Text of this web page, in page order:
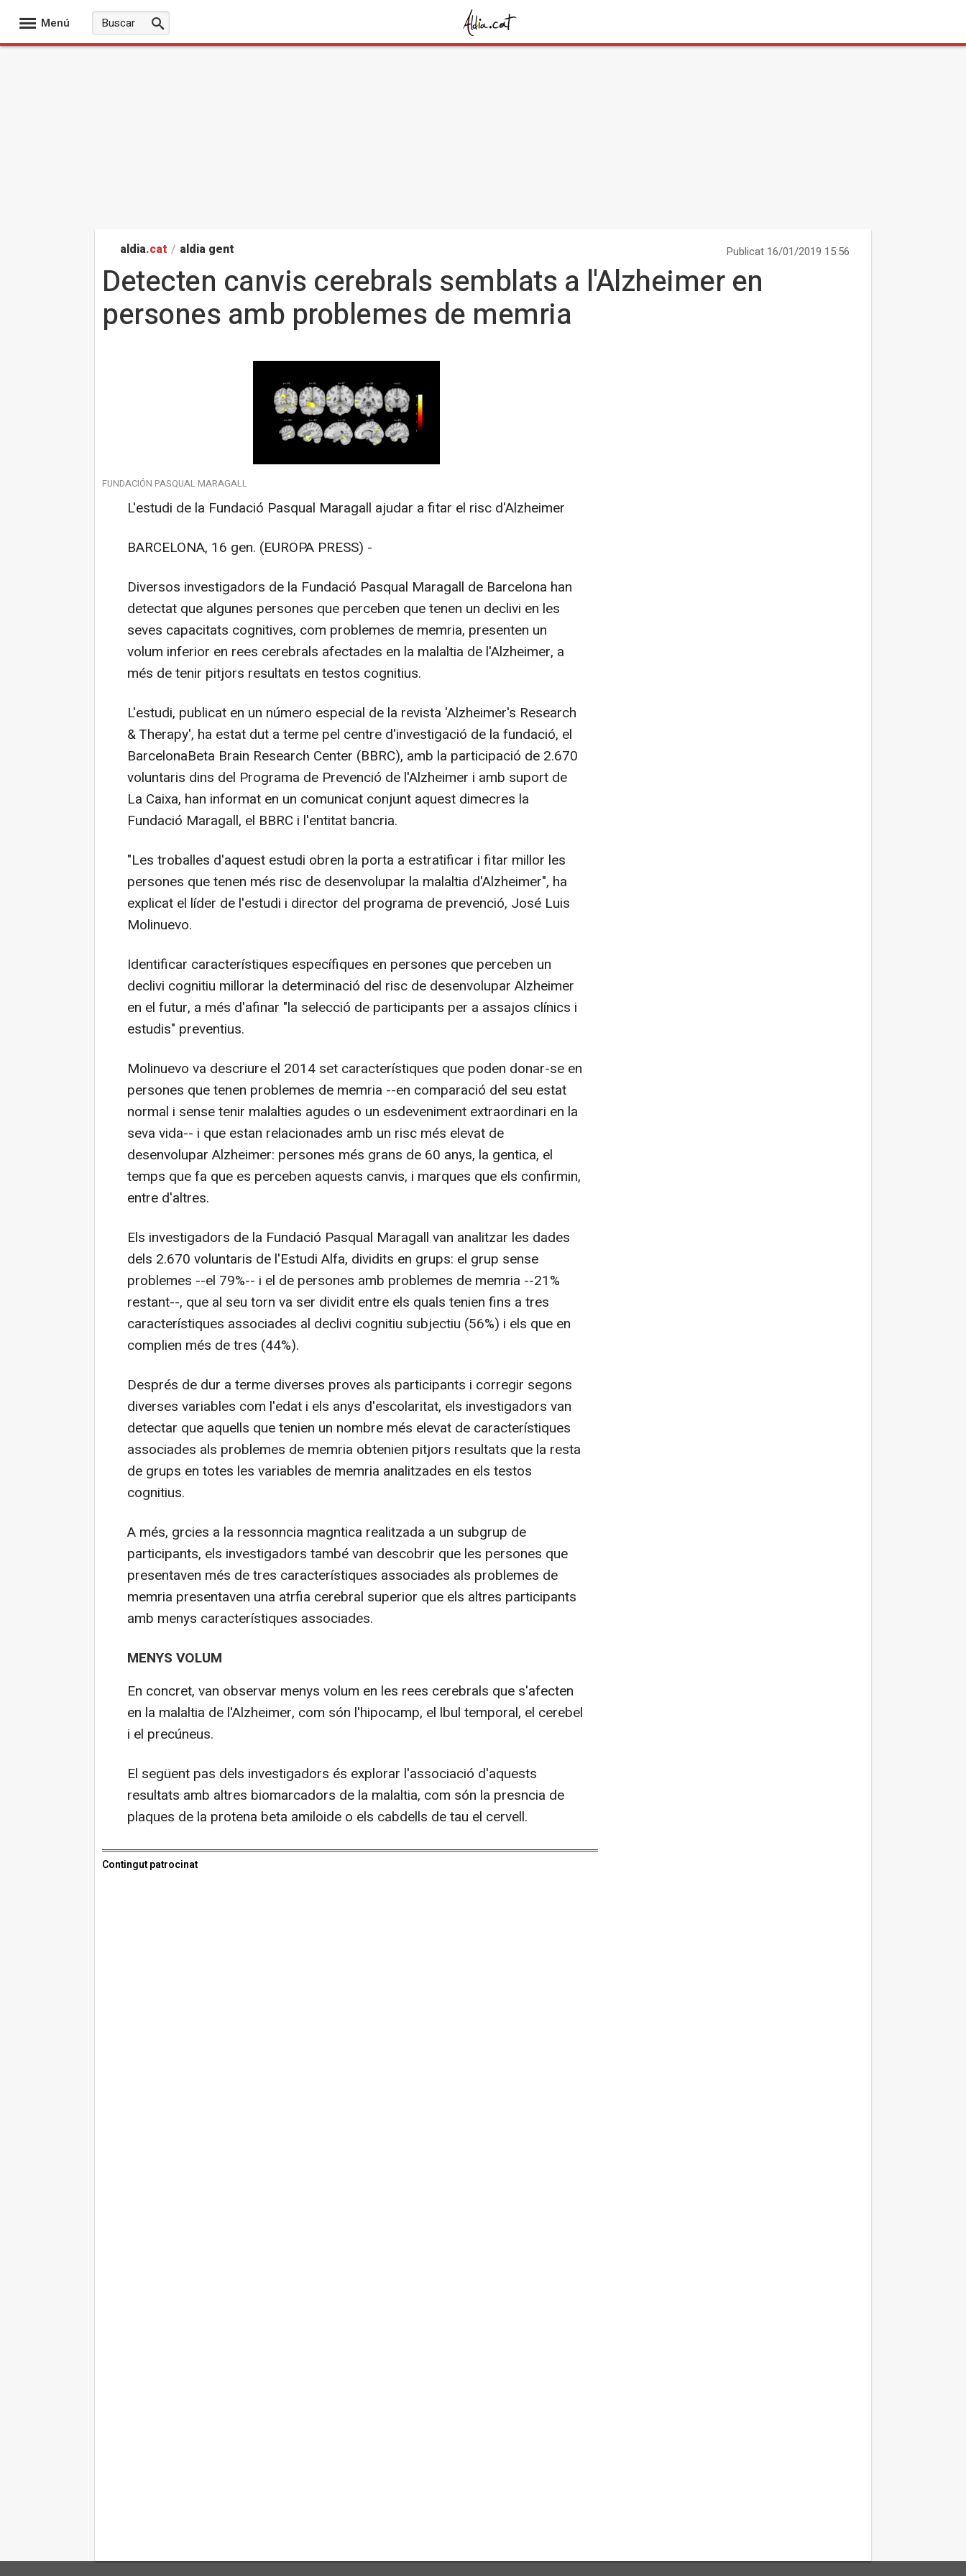
Menú
aldia.cat / aldia gent Publicat 16/01/2019 15:56
Detecten canvis cerebrals semblats a l'Alzheimer en
persones amb problemes de memria
FUNDACIÓN PASQUAL MARAGALL
L'estudi de la Fundació Pasqual Maragall ajudar a fitar el risc d'Alzheimer
BARCELONA, 16 gen. (EUROPA PRESS) -
Diversos investigadors de la Fundació Pasqual Maragall de Barcelona han
detectat que algunes persones que perceben que tenen un declivi en les
seves capacitats cognitives, com problemes de memria, presenten un
volum inferior en rees cerebrals afectades en la malaltia de l'Alzheimer, a
més de tenir pitjors resultats en testos cognitius.
L'estudi, publicat en un número especial de la revista 'Alzheimer's Research
& Therapy', ha estat dut a terme pel centre d'investigació de la fundació, el
BarcelonaBeta Brain Research Center (BBRC), amb la participació de 2.670
voluntaris dins del Programa de Prevenció de l'Alzheimer i amb suport de
La Caixa, han informat en un comunicat conjunt aquest dimecres la
Fundació Maragall, el BBRC i l'entitat bancria.
"Les troballes d'aquest estudi obren la porta a estratificar i fitar millor les
persones que tenen més risc de desenvolupar la malaltia d'Alzheimer", ha
explicat el líder de l'estudi i director del programa de prevenció, José Luis
Molinuevo.
Identificar característiques específiques en persones que perceben un
declivi cognitiu millorar la determinació del risc de desenvolupar Alzheimer
en el futur, a més d'afinar "la selecció de participants per a assajos clínics i
estudis" preventius.
Molinuevo va descriure el 2014 set característiques que poden donar-se en
persones que tenen problemes de memria --en comparació del seu estat
normal i sense tenir malalties agudes o un esdeveniment extraordinari en la
seva vida-- i que estan relacionades amb un risc més elevat de
desenvolupar Alzheimer: persones més grans de 60 anys, la gentica, el
temps que fa que es perceben aquests canvis, i marques que els confirmin,
entre d'altres.
Els investigadors de la Fundació Pasqual Maragall van analitzar les dades
dels 2.670 voluntaris de l'Estudi Alfa, dividits en grups: el grup sense
problemes --el 79%-- i el de persones amb problemes de memria --21%
restant--, que al seu torn va ser dividit entre els quals tenien fins a tres
característiques associades al declivi cognitiu subjectiu (56%) i els que en
complien més de tres (44%).
Després de dur a terme diverses proves als participants i corregir segons
diverses variables com l'edat i els anys d'escolaritat, els investigadors van
detectar que aquells que tenien un nombre més elevat de característiques
associades als problemes de memria obtenien pitjors resultats que la resta
de grups en totes les variables de memria analitzades en els testos
cognitius.
A més, grcies a la ressonncia magntica realitzada a un subgrup de
participants, els investigadors també van descobrir que les persones que
presentaven més de tres característiques associades als problemes de
memria presentaven una atrfia cerebral superior que els altres participants
amb menys característiques associades.
MENYS VOLUM
En concret, van observar menys volum en les rees cerebrals que s'afecten
en la malaltia de l'Alzheimer, com són l'hipocamp, el lbul temporal, el cerebel
i el precúneus.
El següent pas dels investigadors és explorar l'associació d'aquests
resultats amb altres biomarcadors de la malaltia, com són la presncia de
plaques de la protena beta amiloide o els cabdells de tau el cervell.
Contingut patrocinat